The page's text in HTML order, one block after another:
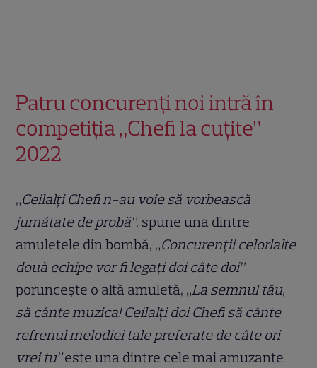
Patru concurenți noi intră în
competiția „Chefi la cuțite”
2022
„Ceilalți Chefi n-au voie să vorbească
jumătate de probă”, spune una dintre
amuletele din bombă, „Concurenții celorlalte
două echipe vor fi legați doi câte doi”
poruncește o altă amuletă, „La semnul tău,
să cânte muzica! Ceilalți doi Chefi să cânte
refrenul melodiei tale preferate de câte ori
vrei tu”este una dintre cele mai amuzante